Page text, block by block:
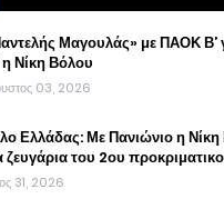
Μαγουλάς» με ΠΑΟΚ Β’
η Νίκη Βόλου
03, 2026
Ελλάδας: Με Πανιώνιο η
του 2ου
31, 2026